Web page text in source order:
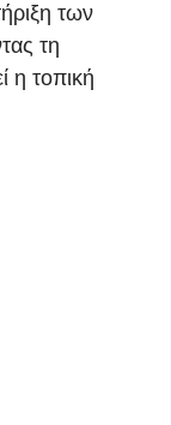
των
τη
η τοπική